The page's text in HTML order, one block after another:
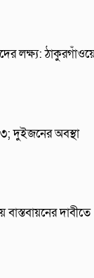
লক্ষ্য:
দুইজনের অবস্থা
দাবীতে